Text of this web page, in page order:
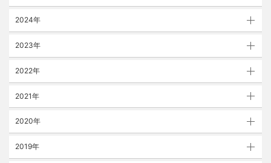
2024年
2023年
2022年
2021年
2020年
2019年